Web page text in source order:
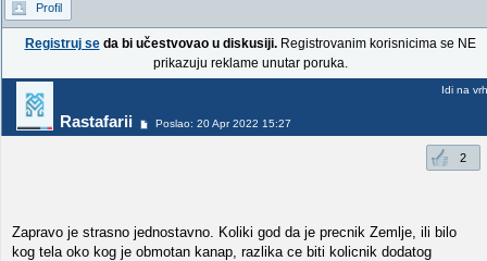
Profil
Registruj seda bi učestvovao u diskusiji.Registrovanim korisnicima se NE
prikazuju reklame unutar poruka.
Rastafarii Poslao: 20 Apr 2022 15:27
Idi na vrh
2
Zapravo je strasno jednostavno. Koliki god da je precnik Zemlje, ili bilo
kog tela oko kog je obmotan kanap, razlika ce biti kolicnik dodatog